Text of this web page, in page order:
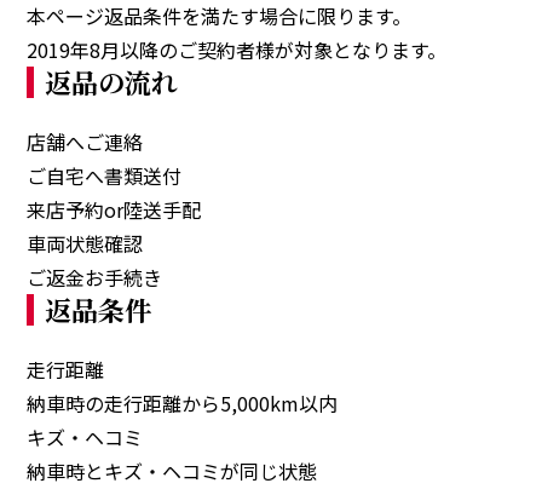
本ページ返品条件を満たす場合に限ります。
2019年8月以降のご契約者様が対象となります。
返品の流れ
店舗へご連絡
ご自宅へ書類送付
来店予約or陸送手配
車両状態確認
ご返金お手続き
返品条件
走行距離
納車時の走行距離から5,000km以内
キズ・ヘコミ
納車時とキズ・ヘコミが同じ状態